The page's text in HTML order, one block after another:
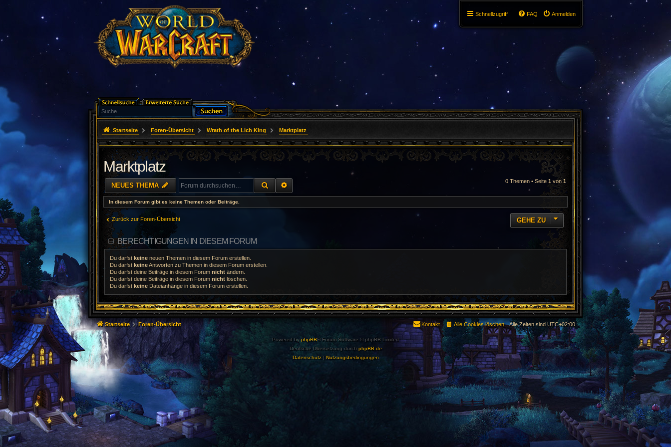
Schnellzugriff Anmelden
FAQ
Startseite Foren-Übersicht Wrath of the Lich King Marktplatz
Marktplatz
NEUES THEMA SUCHE 0 Themen • Seite 1 von 1
In diesem Forum gibt es keine Themen oder Beiträge.
Zurück zur Foren-Übersicht GEHE ZU
BERECHTIGUNGEN IN DIESEM FORUM
Du darfst keine neuen Themen in diesem Forum erstellen.
Du darfst keineAntworten zu Themen in diesem Forum erstellen.
Du darfst deine Beiträge in diesem Forum nicht ändern.
Du darfst deine Beiträge in diesem Forum nicht löschen.
Du darfst keine Dateianhänge in diesem Forum erstellen.
Startseite Foren-Übersicht Alle Zeiten sind UTC+02:00
Alle Cookies löschen
Kontakt
Powered byphpBB® Forum Software © phpBB Limited
Deutsche Übersetzung durch phpBB.de
Datenschutz| Nutzungsbedingungen